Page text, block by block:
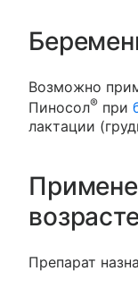
Возможно
Пиносол® при
лактации
Препарат